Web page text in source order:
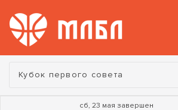
Турнир:
Кубок первого совета
сб, 23 мая завершен